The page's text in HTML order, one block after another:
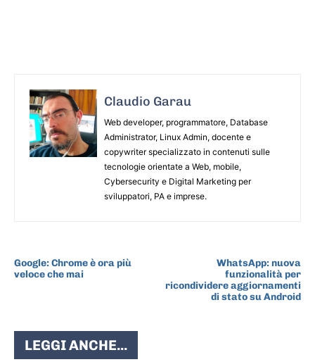
Claudio Garau
Web developer, programmatore, Database
Administrator, Linux Admin, docente e
copywriter specializzato in contenuti sulle
tecnologie orientate a Web, mobile,
Cybersecurity e Digital Marketing per
sviluppatori, PA e imprese.
Google: Chrome è ora più
veloce che mai
WhatsApp: nuova
funzionalità per
ricondividere aggiornamenti
di stato su Android
LEGGI ANCHE...